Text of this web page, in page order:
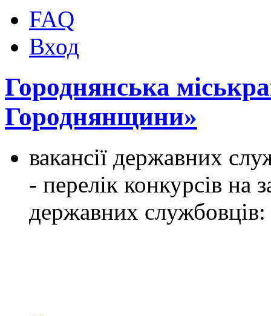
FAQ
Вход
Городнянська
Городнянщини»
вакансії державних
- перелік конкурсів на
державних службовців: